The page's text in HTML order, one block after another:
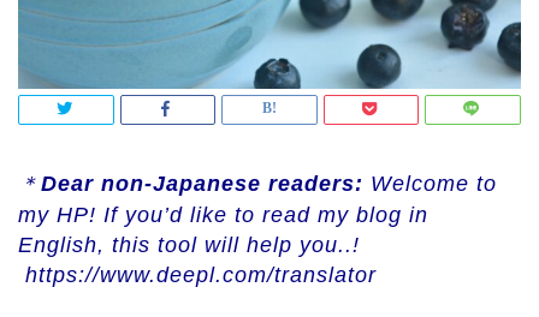
＊ Dear non-Japanese readers: Welcome to
my HP! If you’d like to read my blog in
English, this tool will help you..!
https://www.deepl.com/translator